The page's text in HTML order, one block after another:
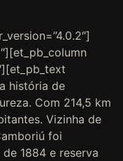
a história de
Com 214,5 km
Vizinha de
foi
1884 e reserva